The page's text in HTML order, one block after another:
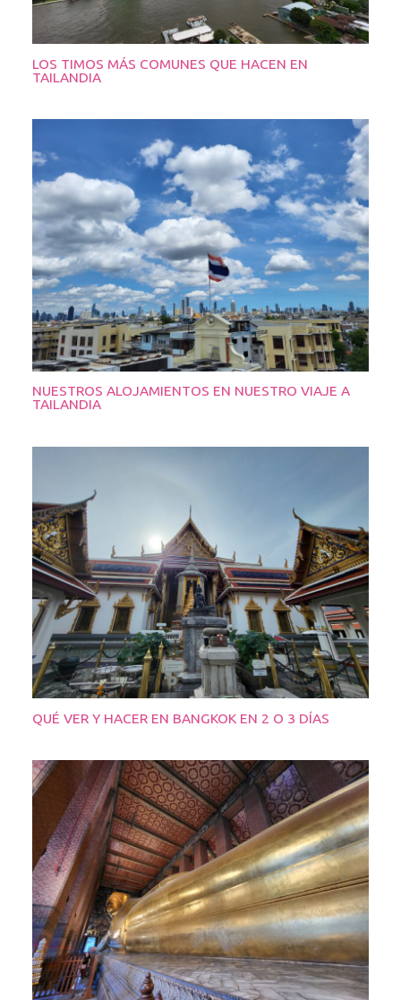
LOS TIMOS MÁS COMUNES QUE HACEN EN
TAILANDIA
NUESTROS ALOJAMIENTOS EN NUESTRO VIAJE A
TAILANDIA
QUÉ VER Y HACER EN BANGKOK EN 2 O 3 DÍAS